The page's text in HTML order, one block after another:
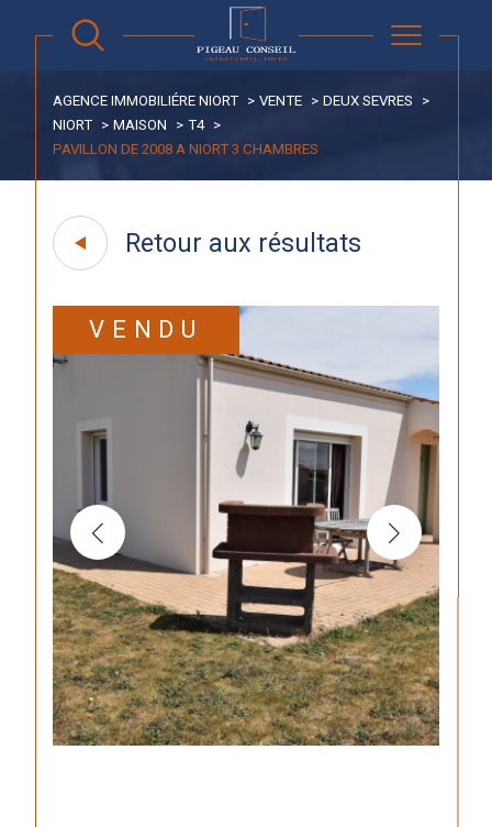
AGENCE IMMOBILIÉRE NIORT VENTE
DEUX SEVRES
NIORT
MAISON
T4
PAVILLON DE 2008 A NIORT 3 CHAMBRES
Retour aux résultats
VENDU